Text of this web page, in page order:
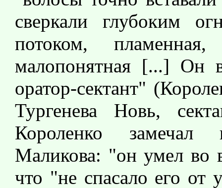
сверкали глубоким
потоком,
малопонятная [...] Он
оратор-сектант"
Тургенева Новь,
Короленко
Маликова: "он умел во
что "не спасало его от